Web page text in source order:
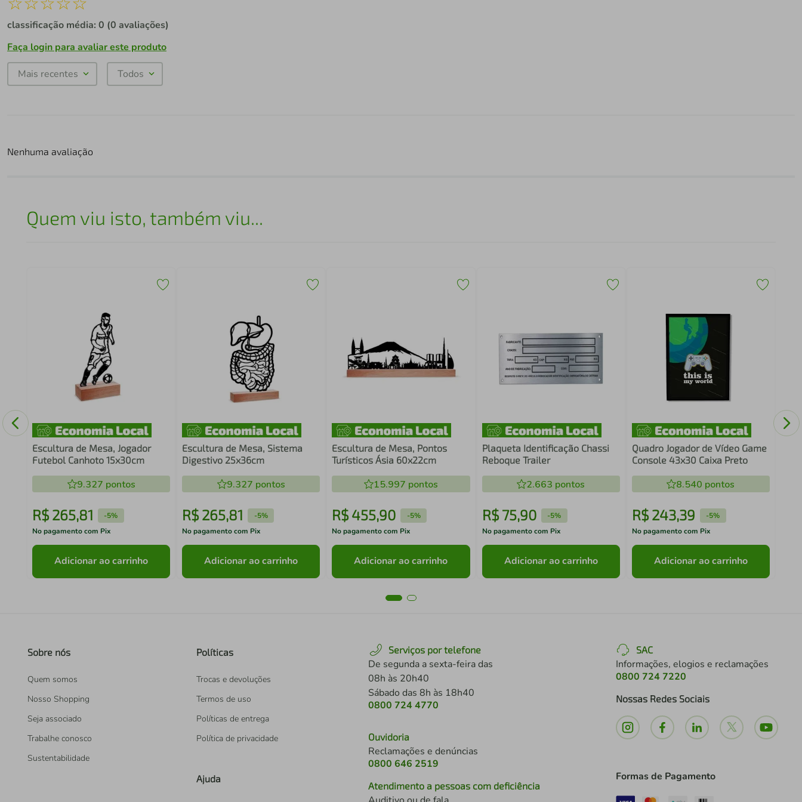
classificação média: 0 (0 avaliações)
Faça login para avaliar este produto
Mais recentes Todos
Nenhuma avaliação
Quem viu isto, também viu...
Escultura de Mesa, Jogador
Futebol Canhoto 15x30cm
9.327 pontos
R$ 265,81 -5%
No pagamento com Pix
Adicionar ao carrinho
Escultura de Mesa, Sistema
Digestivo 25x36cm
9.327 pontos
R$ 265,81 -5%
No pagamento com Pix
Adicionar ao carrinho
Escultura de Mesa, Pontos
Turísticos Ásia 60x22cm
15.997 pontos
R$455,90 -5%
No pagamento com Pix
Adicionar ao carrinho
Plaqueta Identificação Chassi
Reboque Trailer
2.663 pontos
R$ 75,90 -5%
No pagamento com Pix
Adicionar ao carrinho
Quadro Jogador de Vídeo Game
Console 43x30 Caixa Preto
8.540 pontos
R$ 243,39 -5%
No pagamento com Pix
Adicionar ao carrinho
Sobre nós
Quem somos
Nosso Shopping
Seja associado
Trabalhe conosco
Sustentabilidade
Políticas
Trocas e devoluções
Termos de uso
Políticas de entrega
Política de privacidade
Ajuda
Serviços por telefone
De segunda a sexta-feira das
08h às 20h40
Sábado das 8h às 18h40
0800 724 4770
Ouvidoria
Reclamações e denúncias
0800 646 2519
Atendimento a pessoas com deficiência
SAC
Informações, elogios e reclamações
0800 724 7220
Nossas Redes Sociais
Formas de Pagamento